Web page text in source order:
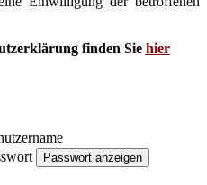
finden Sie hier
Passwort anzeigen